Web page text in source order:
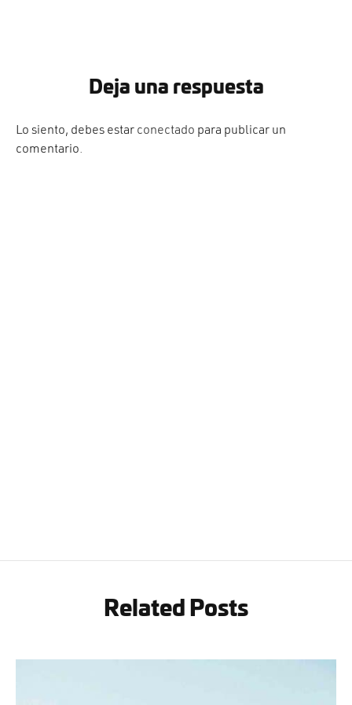
Deja una respuesta
Lo siento, debes estar conectado para publicar un
comentario.
Related Posts